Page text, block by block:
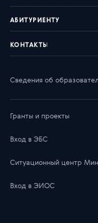
АБИТУРИЕНТУ
КОНТАКТЫ
Сведения об
Гранты и проекты
Вход в ЭБС
Ситуационный центр
Вход в ЭИОС